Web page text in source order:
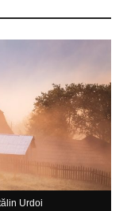
Urdoi